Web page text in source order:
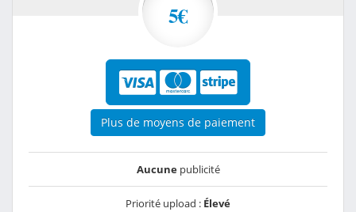
5€
Plus de moyens de paiement
Aucunepublicité
Priorité upload : Élevé